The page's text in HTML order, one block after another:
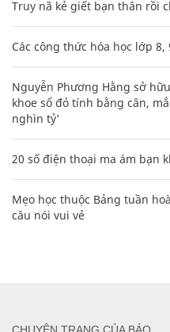
Truy nã kẻ giết bạn thân rồi
Các công thức hóa học lớp
Nguyễn Phương Hằng sở
khoe sổ đỏ tính bằng cân,
nghìn tỷ'
20 số điện thoại ma ám bạn
Mẹo học thuộc Bảng tuần
câu nói vui vẻ